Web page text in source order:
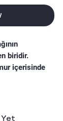
biridir.
içerisinde
Maraş
Yet